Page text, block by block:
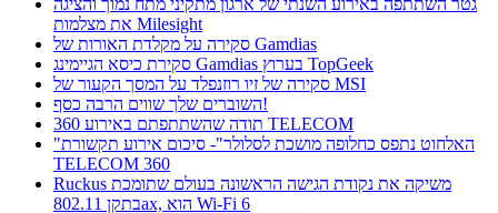
גטר השתתפה באירוע השנתי של ארגון מתקיני מתח נמוך והציגה
את מצלמות Milesight
סקירה על מקלדת האורות של Gamdias
סקירת כיסא הגיימינג Gamdias בערוץ TopGeek
סקירה של זיו רוזנפלד על המסך הקעור של MSI
השוברים שלך שווים הרבה כסף!
תודה שהשתתפתם באירוע 360 TELECOM
"האלחוט נתפס כחלופה מושכת לסלולר"- סיכום אירוע תקשורת
TELECOM 360
Ruckus משיקה את נקודת הגישה הראשונה בעולם שתומכת
בתקן 802.11ax, הוא Wi-Fi 6